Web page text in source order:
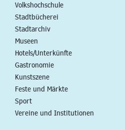
Volkshochschule
Stadtbücherei
Stadtarchiv
Museen
Hotels/Unterkünfte
Gastronomie
Kunstszene
Feste und Märkte
Sport
Vereine und Institutionen